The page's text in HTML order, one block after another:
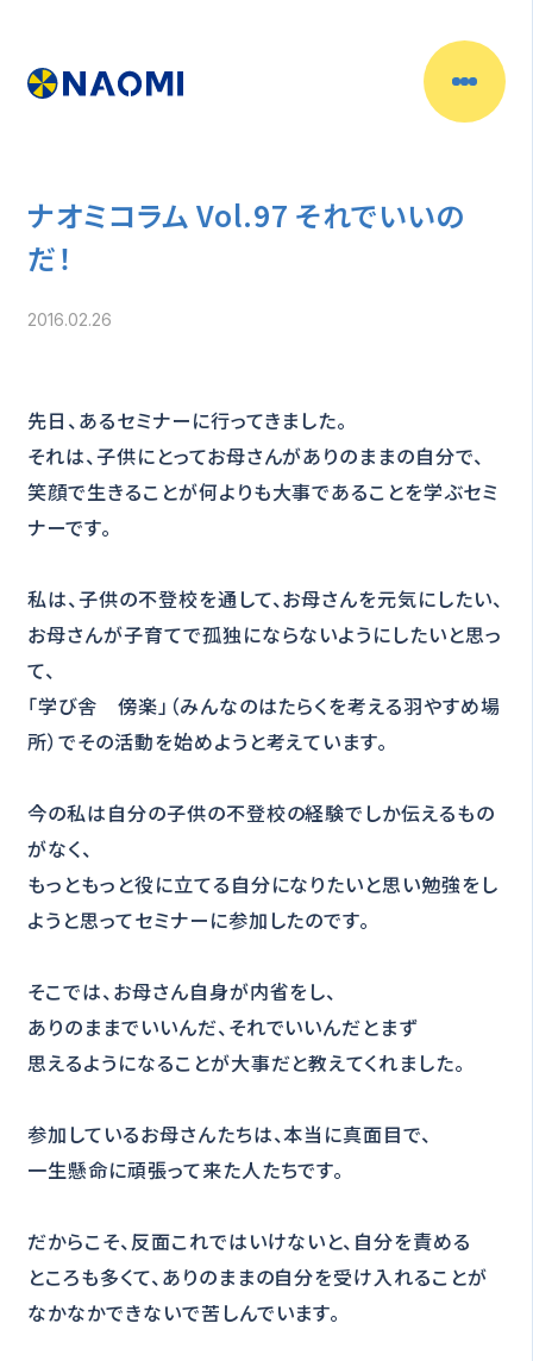
ナオミコラム Vol.97 それでいいの
だ！
2016.02.26
先日、あるセミナーに行ってきました。
それは、子供にとってお母さんがありのままの自分で、
笑顔で生きることが何よりも大事であることを学ぶセミ
ナーです。
私は、子供の不登校を通して、お母さんを元気にしたい、
お母さんが子育てで孤独にならないようにしたいと思っ
て、
「学び舎 傍楽」（みんなのはたらくを考える羽やすめ場
所）でその活動を始めようと考えています。
今の私は自分の子供の不登校の経験でしか伝えるもの
がなく、
もっともっと役に立てる自分になりたいと思い勉強をし
ようと思ってセミナーに参加したのです。
そこでは、お母さん自身が内省をし、
ありのままでいいんだ、それでいいんだとまず
思えるようになることが大事だと教えてくれました。
参加しているお母さんたちは、本当に真面目で、
一生懸命に頑張って来た人たちです。
だからこそ、反面これではいけないと、自分を責める
ところも多くて、ありのままの自分を受け入れることが
なかなかできないで苦しんでいます。